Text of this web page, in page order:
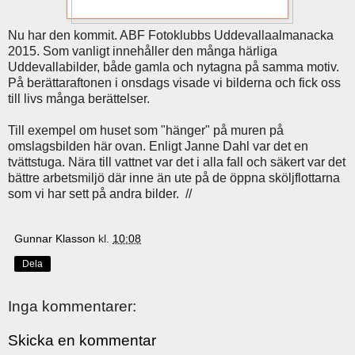
Nu har den kommit. ABF Fotoklubbs Uddevallaalmanacka
2015. Som vanligt innehåller den många härliga
Uddevallabilder, både gamla och nytagna på samma motiv.
På berättaraftonen i onsdags visade vi bilderna och fick oss
till livs många berättelser.
Till exempel om huset som "hänger" på muren på
omslagsbilden här ovan. Enligt Janne Dahl var det en
tvättstuga. Nära till vattnet var det i alla fall och säkert var det
bättre arbetsmiljö där inne än ute på de öppna sköljflottarna
som vi har sett på andra bilder. //
Gunnar Klasson kl. 10:08
Dela
Inga kommentarer:
Skicka en kommentar